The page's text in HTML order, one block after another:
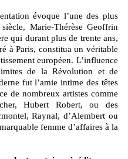
évoque l’une des plus
Marie-Thérèse Geoffrin
qui durant plus de trente ans,
à Paris, constitua un véritable
européen. L’influence
de la Révolution et de
fut l’amie intime des têtes
de nombreux artistes comme
Hubert Robert, ou des
Raynal, d’Alembert ou
femme d’affaires à la